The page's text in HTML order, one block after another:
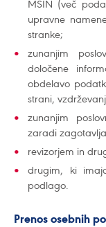
MSIN (več
upravne
stranke;
zunanjim
določene
obdelavo
strani,
zunanjim
zaradi
revizorjem in
drugim, ki
podlago.
Prenos osebnih